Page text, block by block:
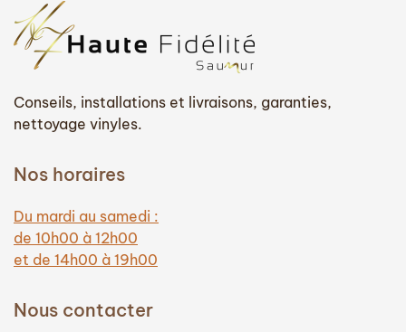
Conseils, installations et livraisons, garanties,
nettoyage vinyles.
Nos horaires
Du mardi au samedi :
de 10h00 à 12h00
et de 14h00 à 19h00
Nous contacter